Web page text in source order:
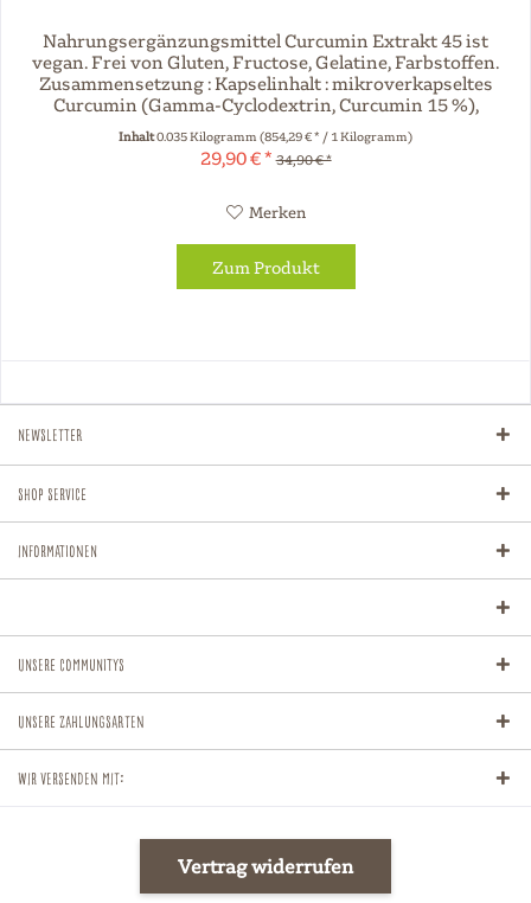
Nahrungsergänzungsmittel Curcumin Extrakt 45 ist
vegan. Frei von Gluten, Fructose, Gelatine, Farbstoffen.
Zusammensetzung : Kapselinhalt : mikroverkapseltes
Curcumin (Gamma-Cyclodextrin, Curcumin 15 %),
Kapselhülle :...
Inhalt0.035 Kilogramm(854,29 € * / 1 Kilogramm)
29,90 € * 34,90 € *
Merken
Zum Produkt
Newsletter
Shop Service
Informationen
Unsere Communitys
Unsere Zahlungsarten
Wir versenden mit:
Vertrag widerrufen